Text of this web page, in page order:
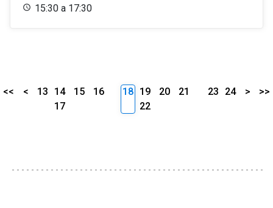
15:30 a 17:30
<< < 13 14 15
16
17
18 19 20
21
22
23 24 > >>